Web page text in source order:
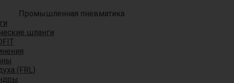
Промышленная пневматика
шланги
(FRL)